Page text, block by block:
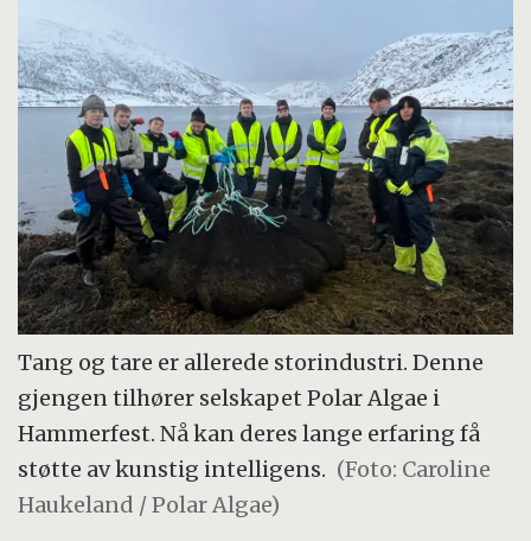
Tang og tare er allerede storindustri. Denne
gjengen tilhører selskapet Polar Algae i
Hammerfest. Nå kan deres lange erfaring få
støtte av kunstig intelligens. (Foto: Caroline
Haukeland / Polar Algae)